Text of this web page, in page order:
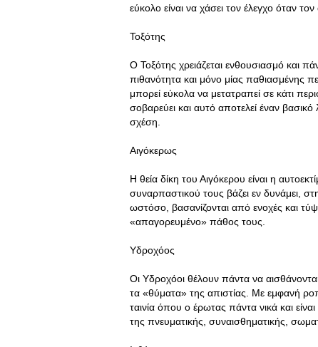
εύκολο είναι να χάσει τον έλεγχο όταν
Τοξότης
Ο Τοξότης χρειάζεται ενθουσιασμό και
πιθανότητα και μόνο μίας παθιασμένης
μπορεί εύκολα να μετατραπεί σε κάτι
σοβαρεύει και αυτό αποτελεί έναν
σχέση.
Αιγόκερως
Η θεία δίκη του Αιγόκερου είναι η
συναρπαστικού τους βάζει εν δυνάμει,
ωστόσο, βασανίζονται από ενοχές και
«απαγορευμένο» πάθος τους.
Υδροχόος
Οι Υδροχόοι θέλουν πάντα να
τα «θύματα» της απιστίας. Με εμφανή
ταινία όπου ο έρωτας πάντα νικά και
της πνευματικής, συναισθηματικής,